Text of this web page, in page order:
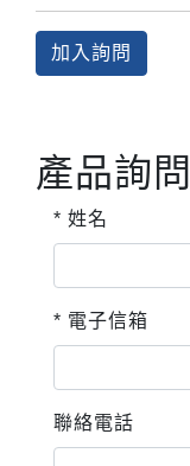
加入詢問
產品詢問
* 姓名
* 電子信箱
聯絡電話